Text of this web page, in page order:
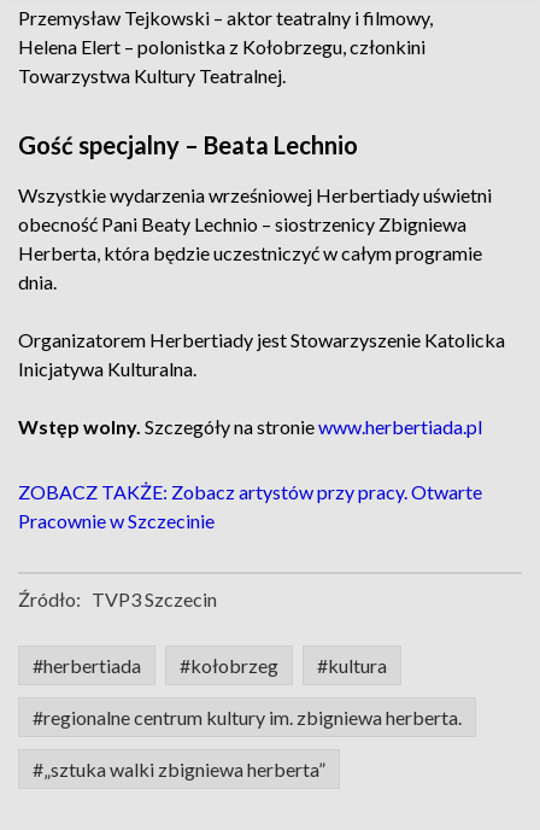
Przemysław Tejkowski – aktor teatralny i filmowy,
Helena Elert – polonistka z Kołobrzegu, członkini
Towarzystwa Kultury Teatralnej.
Gość specjalny – Beata Lechnio
Wszystkie wydarzenia wrześniowej Herbertiady uświetni
obecność Pani Beaty Lechnio – siostrzenicy Zbigniewa
Herberta, która będzie uczestniczyć w całym programie
dnia.
Organizatorem Herbertiady jest Stowarzyszenie Katolicka
Inicjatywa Kulturalna.
Wstęp wolny. Szczegóły na stroniewww.herbertiada.pl
ZOBACZ TAKŻE: Zobacz artystów przy pracy. Otwarte
Pracownie w Szczecinie
Źródło: TVP3 Szczecin
#herbertiada #kołobrzeg #kultura
#regionalne centrum kultury im. zbigniewa herberta.
#„sztuka walki zbigniewa herberta”